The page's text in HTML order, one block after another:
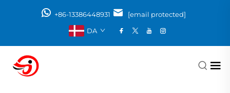
+86-13386448931
[email protected]
DA